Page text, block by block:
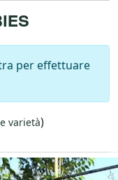
per effettuare
varietà)